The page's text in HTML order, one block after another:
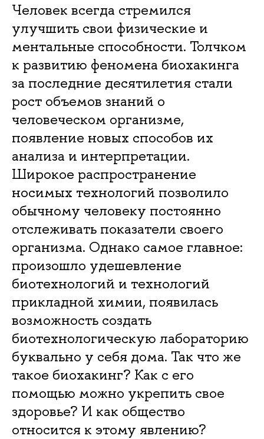
Человек всегда стремился
улучшить свои физические и
ментальные способности. Толчком
к развитию феномена биохакинга
за последние десятилетия стали
рост объемов знаний о
человеческом организме,
появление новых способов их
анализа и интерпретации.
Широкое распространение
носимых технологий позволило
обычному человеку постоянно
отслеживать показатели своего
организма. Однако самое главное:
произошло удешевление
биотехнологий и технологий
прикладной химии, появилась
возможность создать
биотехнологическую лабораторию
буквально у себя дома. Так что же
такое биохакинг? Как с его
помощью можно укрепить свое
здоровье? И как общество
относится к этому явлению?